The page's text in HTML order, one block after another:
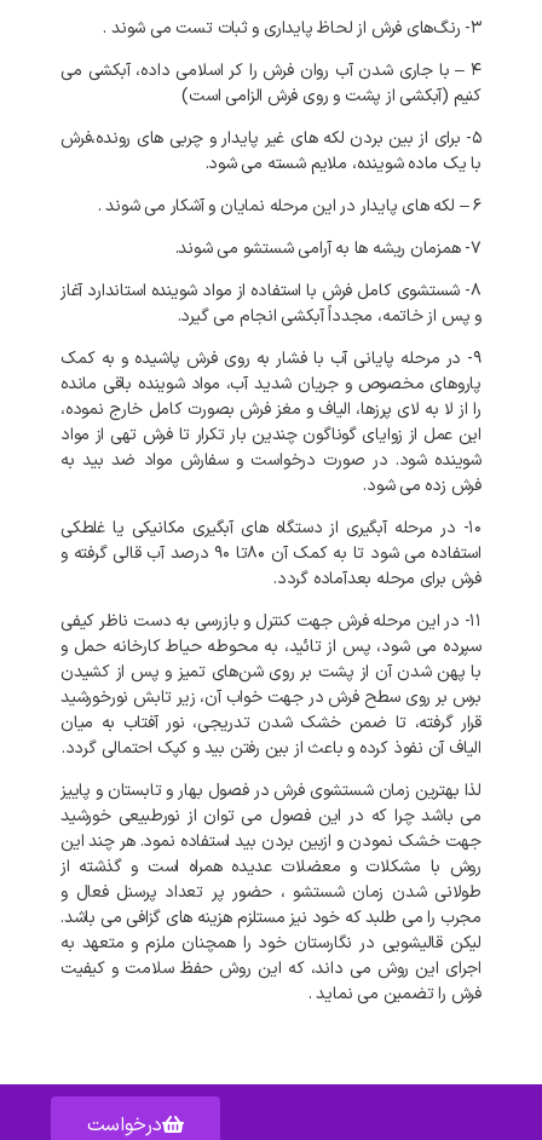
۳- رنگ‌های فرش از لحاظ پایداری و ثبات تست می شوند .
۴ – با جاری شدن آب روان فرش را کر اسلامی داده، آبکشی می
کنیم (آبکشی از پشت و روی فرش الزامی است)
۵- برای از بین بردن لکه های غیر پایدار و چربی های رونده،فرش
با یک ماده شوینده، ملایم شسته می شود.
۶ – لکه های پایدار در این مرحله نمایان و آشکار می شوند .
۷- همزمان ریشه ها به آرامی شستشو می شوند.
۸- شستشوی کامل فرش با استفاده از مواد شوینده استاندارد آغاز
و پس از خاتمه، مجدداً آبکشی انجام می گیرد.
۹- در مرحله پایانی آب با فشار به روی فرش پاشیده و به کمک
پاروهای مخصوص و جریان شدید آب، مواد شوینده باقی مانده
را از لا به لای پرزها، الیاف و مغز فرش بصورت کامل خارج نموده،
این عمل از زوایای گوناگون چندین بار تکرار تا فرش تهی از مواد
شوینده شود. در صورت درخواست و سفارش مواد ضد بید به
فرش زده می شود.
۱۰- در مرحله آبگیری از دستگاه های آبگیری مکانیکی یا غلطکی
استفاده می شود تا به کمک آن ۸۰تا ۹۰ درصد آب قالی گرفته و
فرش برای مرحله بعدآماده گردد.
۱۱- در این مرحله فرش جهت کنترل و بازرسی به دست ناظر کیفی
سپرده می شود، پس از تائید، به محوطه حیاط کارخانه حمل و
با پهن شدن آن از پشت بر روی شن‌های تمیز و پس از کشیدن
برس بر روی سطح فرش در جهت خواب آن، زیر تابش نورخورشید
قرار گرفته، تا ضمن خشک شدن تدریجی، نور آفتاب به میان
الیاف آن نفوذ کرده و باعث از بین رفتن بید و کپک احتمالی گردد.
لذا بهترین زمان شستشوی فرش در فصول بهار و تابستان و پاییز
می باشد چرا که در این فصول می توان از نورطبیعی خورشید
جهت خشک نمودن و ازبین بردن بید استفاده نمود. هر چند این
روش با مشکلات و معضلات عدیده همراه است و گذشته از
طولانی شدن زمان شستشو ، حضور پر تعداد پرسنل فعال و
مجرب را می طلبد که خود نیز مستلزم هزینه های گزافی می باشد.
لیکن قالیشویی در نگارستان خود را همچنان ملزم و متعهد به
اجرای این روش می داند، که این روش حفظ سلامت و کیفیت
فرش را تضمین می نماید .
درخواست